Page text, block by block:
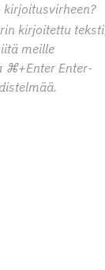
kirjoitusvirheen?
kirjoitettu teksti
meille
⌘+Enter Enter-